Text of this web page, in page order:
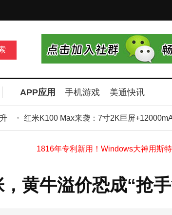
APP应用 手机游戏 美通快讯
红米K100 Max来袭：7寸2K巨屏+12000mAh
黄牛溢价恐成“抢